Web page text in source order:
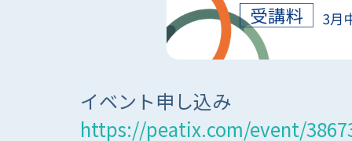
イベント申し込み
https://peatix.com/event/